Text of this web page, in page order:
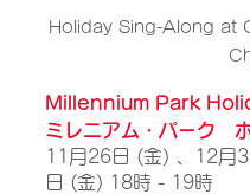
Holiday Sing-Along at
Millennium Park
ミレニアム・パーク　
11月26日 (金) 、12月
日 (金) 18時 - 19時